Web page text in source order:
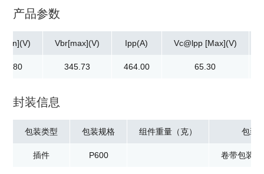
产品参数
Vbr[max](V)
345.73
Ipp(A)
464.00
Vc@lpp [Max](V)
65.30
封装信息
包装类型
插件
包装规格
P600
组件重量（克） 包装
卷带包装